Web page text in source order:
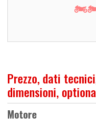
Prezzo, dati
dimensioni,
Motore